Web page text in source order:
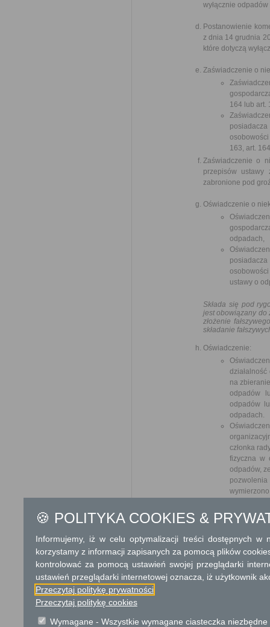
wyłącznie
Postanowienie
z dnia 14 grudnia
które dotyczą
Zaświadczenie o
164 lub art.
163, art.
Zaświadczenie o
przepisów
zabronione pod
Oświadczenie o
odpadach,
ustawy o
Składa się pod
jest obowiązany do
złożenie
składanie
Oświadczenie:
na
odpadów
odpadów
odpadach.
członka
fizyczna w
odpadów,
Składa się pod
jest obowiązany do
składanie
Oświadczenie, że
jest lub nie był
przedsiębiorcy, w
🍪 POLITYKA COOKIES &
Informujemy, iż w celu optymalizacji treści dostępnych w
korzystamy z informacji zapisanych za pomocą plików
kontrolować za pomocą ustawień swojej przeglądarki
ustawień przeglądarki internetowej oznacza, iż użytkownik
Przeczytaj politykę prywatności
Przeczytaj politykę cookies
Wymagane - Wszystkie wymagane ciasteczka